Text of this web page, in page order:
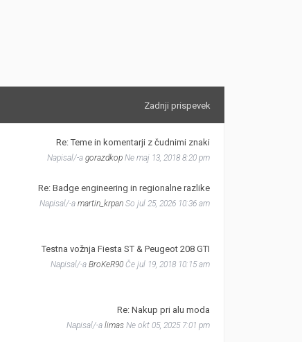
Zadnji prispevek
Re: Teme in komentarji z čudnimi znaki
Napisal/-a gorazdkop Ne maj 13, 2018 8:20 pm
Re: Badge engineering in regionalne razlike
Napisal/-a martin_krpan So jul 25, 2026 10:36 am
Testna vožnja Fiesta ST & Peugeot 208 GTI
Napisal/-a BroKeR90 Če jul 19, 2018 10:15 am
Re: Nakup pri alu moda
Napisal/-a limas Ne okt 05, 2025 7:01 pm